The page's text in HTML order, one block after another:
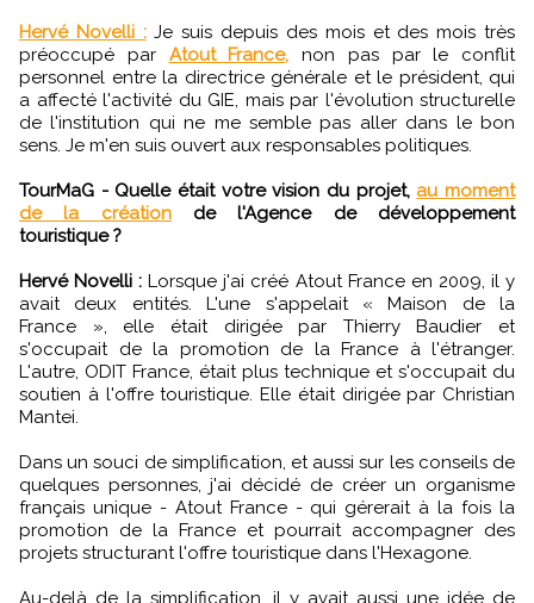
Hervé Novelli : Je suis depuis des mois et des mois très
préoccupé par Atout France, non pas par le conflit
personnel entre la directrice générale et le président, qui
a affecté l'activité du GIE, mais par l'évolution structurelle
de l'institution qui ne me semble pas aller dans le bon
sens. Je m'en suis ouvert aux responsables politiques.
TourMaG - Quelle était votre vision du projet, au moment
de la création
de l'Agence de développement
touristique ?
Hervé Novelli : Lorsque j'ai créé Atout France en 2009, il y
avait deux entités. L'une s'appelait « Maison de la
France », elle était dirigée par Thierry Baudier et
s'occupait de la promotion de la France à l'étranger.
L'autre, ODIT France, était plus technique et s'occupait du
soutien à l'offre touristique. Elle était dirigée par Christian
Mantei.
Dans un souci de simplification, et aussi sur les conseils de
quelques personnes, j'ai décidé de créer un organisme
français unique - Atout France - qui gérerait à la fois la
promotion de la France et pourrait accompagner des
projets structurant l'offre touristique dans l'Hexagone.
Au-delà de la simplification, il y avait aussi une idée de